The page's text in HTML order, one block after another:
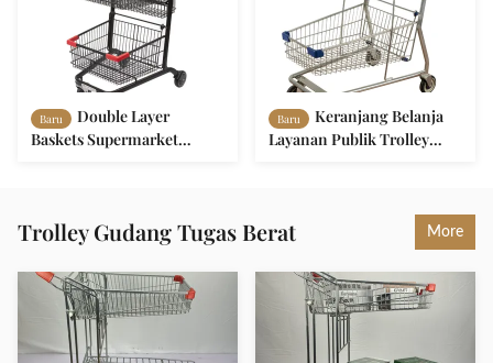
Baru
Double Layer
Baskets Supermarket
Baru
Keranjang Belanja
Layanan Publik Trolley
Trolley Gudang Tugas Berat More